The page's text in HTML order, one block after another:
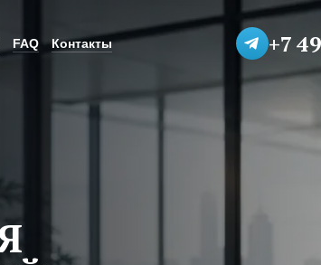
FAQ Контакты +7